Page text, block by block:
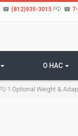
☎ (812)935-3015РФ: ☎
О НАС
1 Optional Weight &